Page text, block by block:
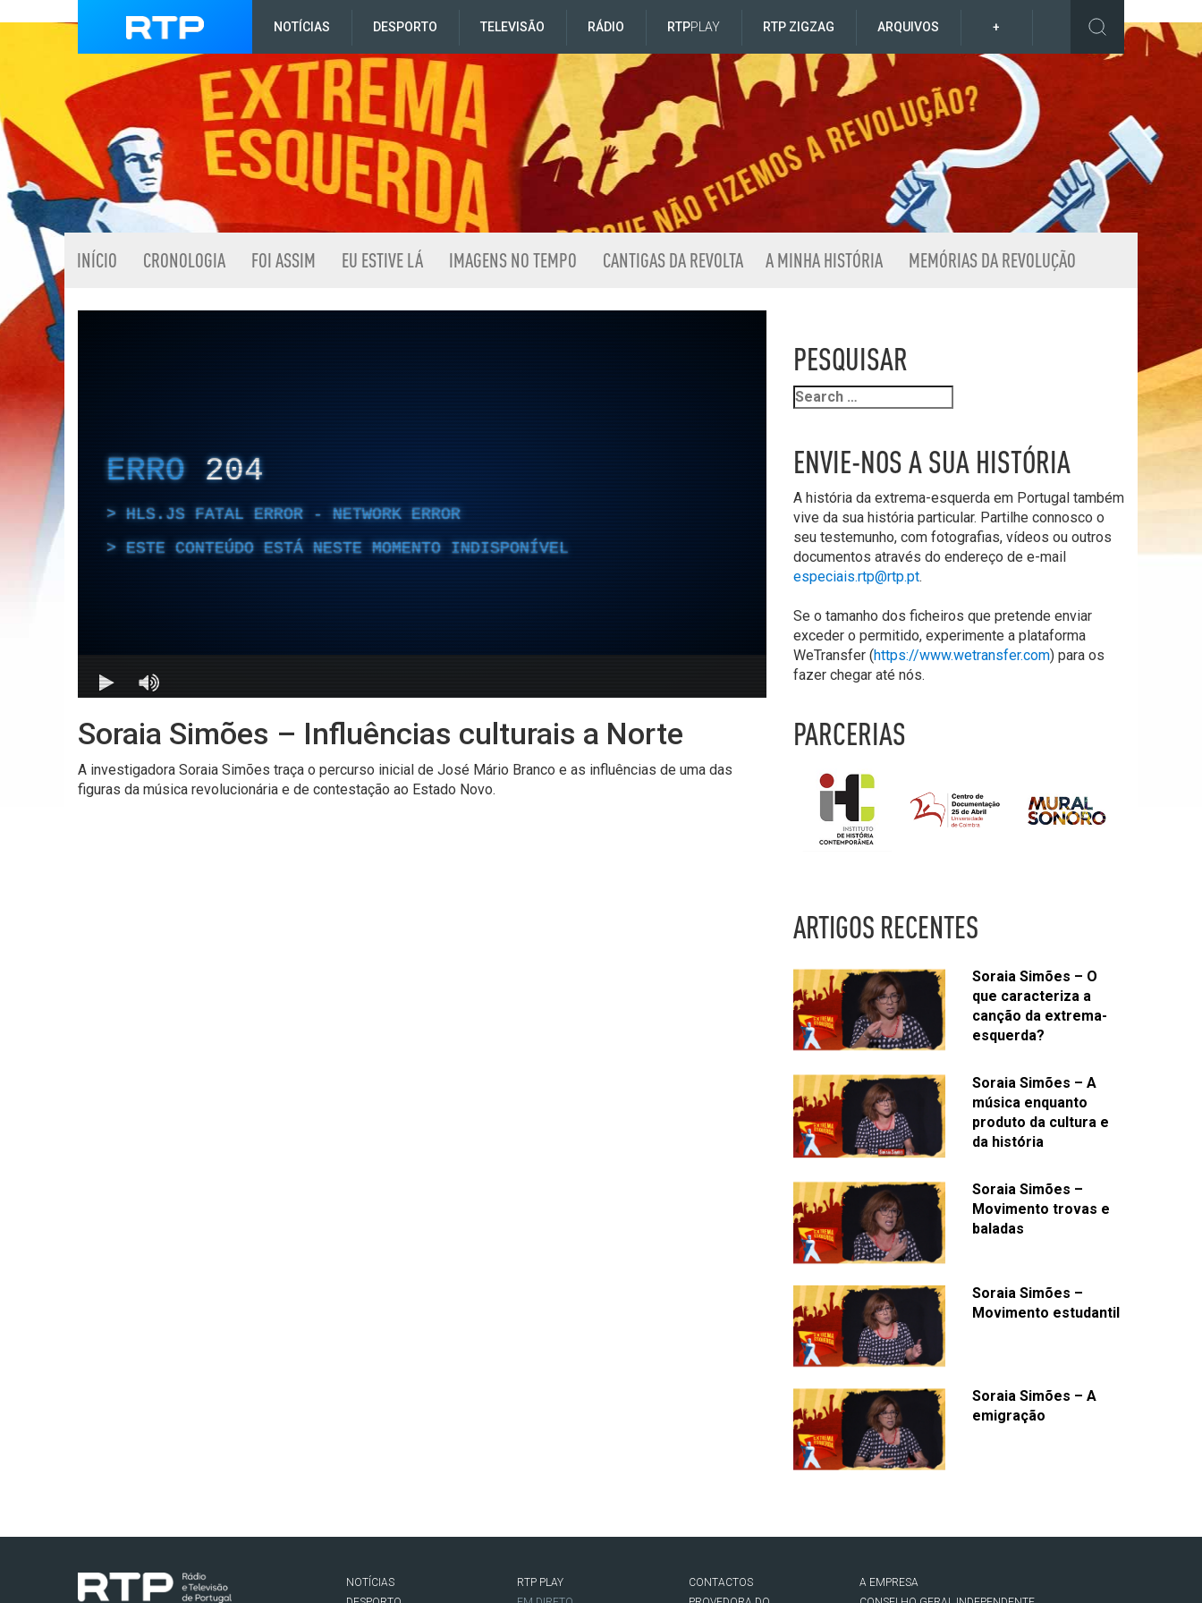
NOTÍCIAS DESPORTO TELEVISÃO RÁDIO RTPPLAY RTP ZIGZAG ARQUIVOS +
INÍCIO CRONOLOGIA FOI ASSIM EU ESTIVE LÁ IMAGENS NO TEMPO CANTIGAS DA REVOLTA A MINHA HISTÓRIA MEMÓRIAS DA REVOLUÇÃO
Soraia Simões – Influências culturais a Norte
A investigadora Soraia Simões traça o percurso inicial de José Mário Branco e as influências de uma das
figuras da música revolucionária e de contestação ao Estado Novo.
PESQUISAR
ENVIE-NOS A SUA HISTÓRIA
A história da extrema-esquerda em Portugal também
vive da sua história particular. Partilhe connosco o
seu testemunho, com fotografias, vídeos ou outros
documentos através do endereço de e-mail
especiais.rtp@rtp.pt.
Se o tamanho dos ficheiros que pretende enviar
exceder o permitido, experimente a plataforma
WeTransfer (https://www.wetransfer.com) para os
fazer chegar até nós.
PARCERIAS
ARTIGOS RECENTES
Soraia Simões – O
que caracteriza a
canção da extrema-
esquerda?
Soraia Simões – A
música enquanto
produto da cultura e
da história
Soraia Simões –
Movimento trovas e
baladas
Soraia Simões –
Movimento estudantil
Soraia Simões – A
emigração
NOTÍCIAS
RTP PLAY
CONTACTOS
A EMPRESA